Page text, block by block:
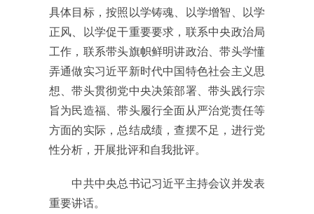
具体目标，按照以学铸魂、以学增智、以学
正风、以学促干重要要求，联系中央政治局
工作，联系带头旗帜鲜明讲政治、带头学懂
弄通做实习近平新时代中国特色社会主义思
想、带头贯彻党中央决策部署、带头践行宗
旨为民造福、带头履行全面从严治党责任等
方面的实际，总结成绩，查摆不足，进行党
性分析，开展批评和自我批评。
中共中央总书记习近平主持会议并发表
重要讲话。